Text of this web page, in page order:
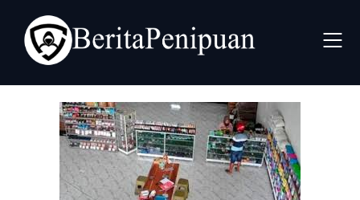
content